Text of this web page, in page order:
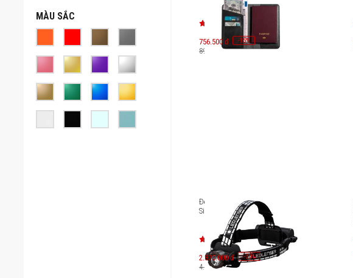
MÀU SẮC
756.500 đ -15%
890.000 đ
Đèn pin đội đầu Ledlenser H7R
Signature
2.870.000 đ -30%
4.100.000 đ